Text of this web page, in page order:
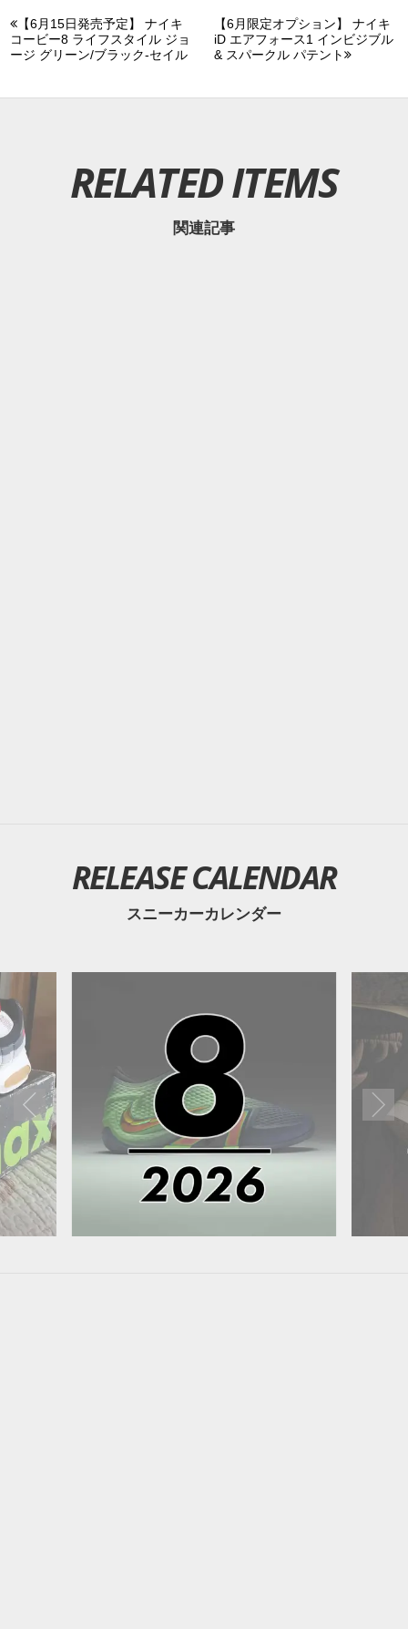
【6月15日発売予定】 ナイキ
コービー8 ライフスタイル ジョ
ージ グリーン/ブラック-セイル
【6月限定オプション】 ナイキ
iD エアフォース1 インビジブル
& スパークル パテント
RELATED ITEMS
関連記事
RELEASE CALENDAR
スニーカーカレンダー